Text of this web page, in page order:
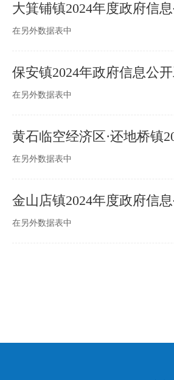
大箕铺镇2024年度政府信
在另外数据表中
保安镇2024年政府信息公
在另外数据表中
黄石临空经济区·还地桥镇
在另外数据表中
金山店镇2024年度政府信
在另外数据表中